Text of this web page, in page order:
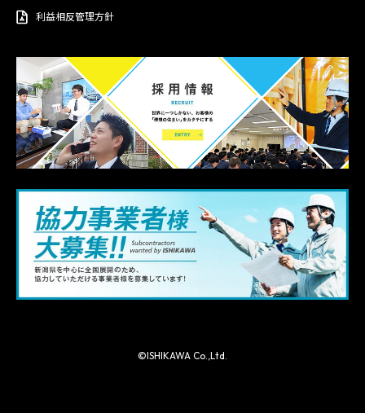
利益相反管理方針
©ISHIKAWA Co.,Ltd.